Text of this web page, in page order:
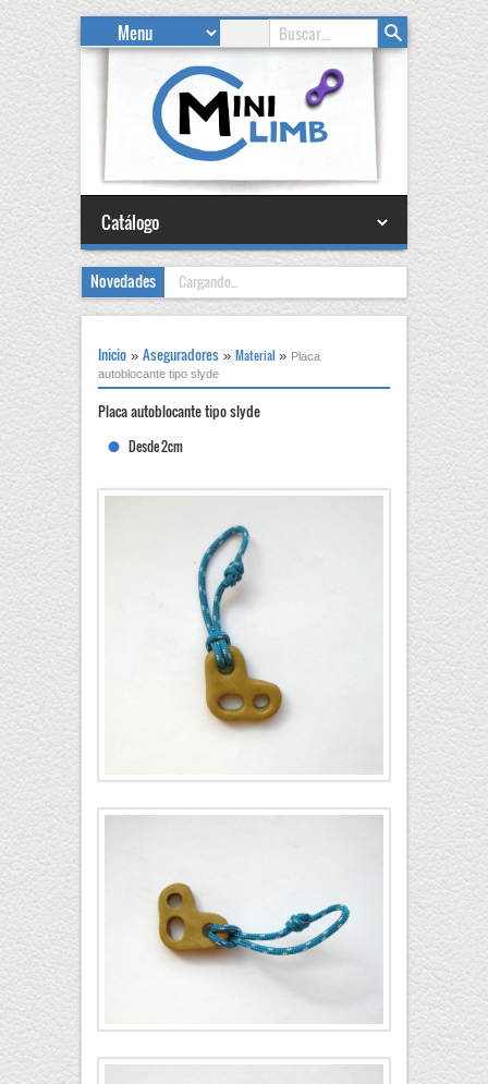
Novedades Cargando...
Inicio » Aseguradores » Material » Placa
autoblocante tipo slyde
Placa autoblocante tipo slyde
Desde 2cm